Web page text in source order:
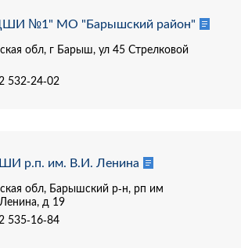
№1" МО "Барышский район"
обл, г Барыш, ул 45 Стрелковой
532-24-02
р.п. им. В.И. Ленина
обл, Барышский р-н, рп им
д 19
535-16-84